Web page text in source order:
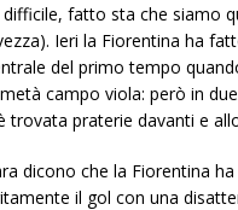
fatto sta che siamo
Ieri la Fiorentina ha
del primo tempo
campo viola: però in
trovata praterie davanti e
dicono che la Fiorentina
il gol con una